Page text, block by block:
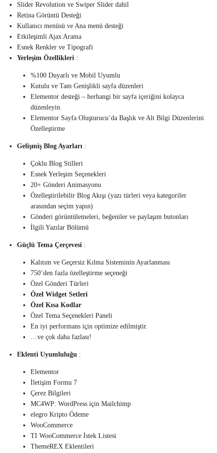
Slider Revolution ve Swiper Slider dahil
Retina Görüntü Desteği
Kullanıcı menüsü ve Ana menü desteği
Etkileşimli Ajax Arama
Esnek Renkler ve Tipografi
Yerleşim Özellikleri :
%100 Duyarlı ve Mobil Uyumlu
Kutulu ve Tam Genişlikli sayfa düzenleri
Elementor desteği – herhangi bir sayfa içeriğini kolayca
düzenleyin.
Elementor Sayfa Oluşturucu’da Başlık ve Alt Bilgi Düzenlerini
Özelleştirme
Gelişmiş Blog Ayarları :
Çoklu Blog Stilleri
Esnek Yerleşim Seçenekleri
20+ Gönderi Animasyonu
Özelleştirilebilir Blog Akışı (yazı türleri veya kategoriler
arasından seçim yapın)
Gönderi görüntülemeleri, beğeniler ve paylaşım butonları
İlgili Yazılar Bölümü
Güçlü Tema Çerçevesi :
Kalıtım ve Geçersiz Kılma Sisteminin Ayarlanması
750’den fazla özelleştirme seçeneği
Özel Gönderi Türleri
Özel Widget Setleri
Özel Kısa Kodlar
Özel Tema Seçenekleri Paneli
En iyi performans için optimize edilmiştir.
…ve çok daha fazlası!
Eklenti Uyumluluğu :
Elementor
İletişim Formu 7
Çerez Bilgileri
MC4WP: WordPress için Mailchimp
elegro Kripto Ödeme
WooCommerce
TI WooCommerce İstek Listesi
ThemeREX Eklentileri